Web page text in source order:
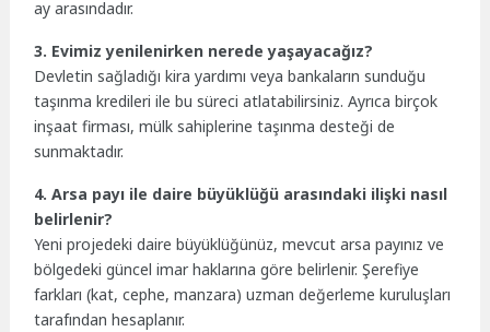
ay arasındadır.
3. Evimiz yenilenirken nerede yaşayacağız?
Devletin sağladığı kira yardımı veya bankaların sunduğu
taşınma kredileri ile bu süreci atlatabilirsiniz. Ayrıca birçok
inşaat firması, mülk sahiplerine taşınma desteği de
sunmaktadır.
4. Arsa payı ile daire büyüklüğü arasındaki ilişki nasıl
belirlenir?
Yeni projedeki daire büyüklüğünüz, mevcut arsa payınız ve
bölgedeki güncel imar haklarına göre belirlenir. Şerefiye
farkları (kat, cephe, manzara) uzman değerleme kuruluşları
tarafından hesaplanır.